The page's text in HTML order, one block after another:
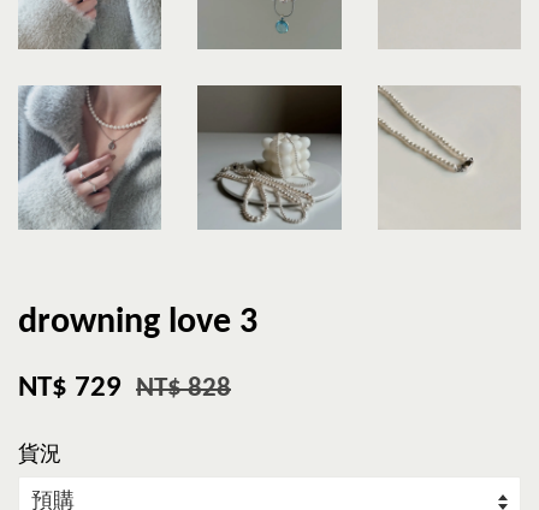
drowning love 3
NT$ 729 NT$ 828
貨況